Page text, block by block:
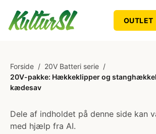
OUTLET
Forside / 20V Batteri serie /
20V-pakke: Hækkeklipper og
kædesav
Dele af indholdet på denne side kan
med hjælp fra AI.